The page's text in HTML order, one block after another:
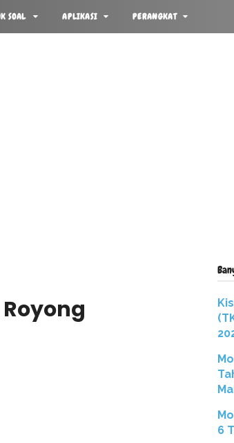
SOAL APLIKASI PERANGKAT
6